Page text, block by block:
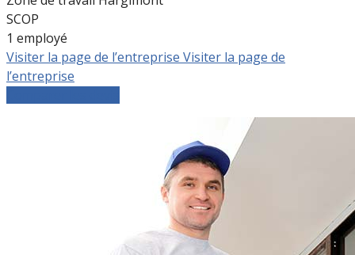
SCOP
1 employé
Visiter la page de l’entreprise Visiter la page de
l’entreprise